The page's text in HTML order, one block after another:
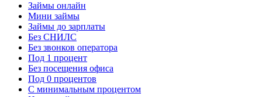
Займы онлайн
Мини займы
Займы до зарплаты
Без СНИЛС
Без звонков оператора
Под 1 процент
Без посещения офиса
Под 0 процентов
С минимальным процентом